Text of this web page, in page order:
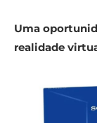
Uma
realidade